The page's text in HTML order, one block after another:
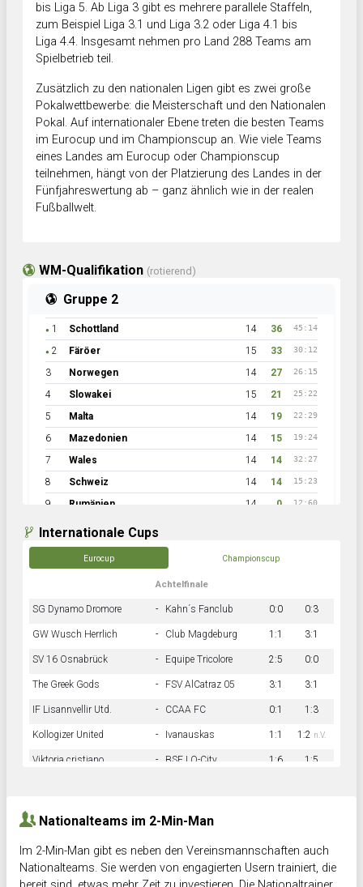
bis Liga 5. Ab Liga 3 gibt es mehrere parallele Staffeln,
zum Beispiel Liga 3.1 und Liga 3.2 oder Liga 4.1 bis
Liga 4.4. Insgesamt nehmen pro Land 288 Teams am
Spielbetrieb teil.
Zusätzlich zu den nationalen Ligen gibt es zwei große
Pokalwettbewerbe: die Meisterschaft und den Nationalen
Pokal. Auf internationaler Ebene treten die besten Teams
im Eurocup und im Championscup an. Wie viele Teams
eines Landes am Eurocup oder Championscup
teilnehmen, hängt von der Platzierung des Landes in der
Fünfjahreswertung ab – ganz ähnlich wie in der realen
Fußballwelt.
WM-Qualifikation (rotierend)
Gruppe 2
● 1 Schottland 14 36 45:14
● 2 Färöer 15 33 30:12
3 Norwegen 14 27 26:15
4 Slowakei 15 21 25:22
5 Malta 14 19 22:29
6 Mazedonien 14 15 19:24
7 Wales 14 14 32:27
8 Schweiz 14 14 15:23
9 Rumänien 14 0 12:60
Internationale Cups
Eurocup Championscup
Achtelfinale
SG Dynamo Dromore - Kahn´s Fanclub 0:0 0:3
GW Wusch Herrlich - Club Magdeburg 1:1 3:1
SV 16 Osnabrück - Equipe Tricolore 2:5 0:0
The Greek Gods - FSV AlCatraz 05 3:1 3:1
IF Lisannvellir Utd. - CCAA FC 0:1 1:3
Kollogizer United - Ivanauskas 1:1 1:2 n.V.
Viktoria cristiano - BSF LO-City 1:6 1:5
Nationalteams im 2-Min-Man
Im 2-Min-Man gibt es neben den Vereinsmannschaften auch
Nationalteams. Sie werden von engagierten Usern trainiert, die